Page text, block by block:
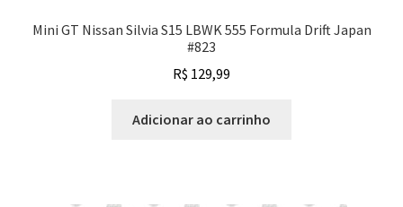
Mini GT Nissan Silvia S15 LBWK 555 Formula Drift Japan
#823
R$ 129,99
Adicionar ao carrinho